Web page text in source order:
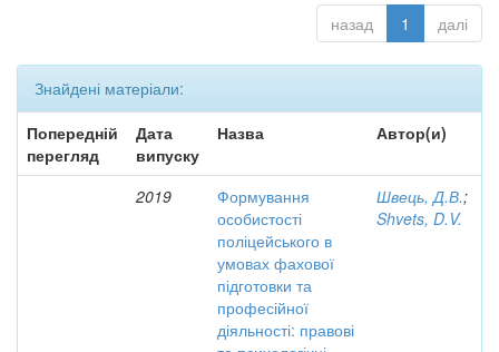
назад 1 далі
Знайдені матеріали:
Попередній
перегляд
Дата
випуску
Назва Автор(и)
2019
Формування
особистості
поліцейського в
умовах фахової
підготовки та
професійної
діяльності: правові
Швець, Д.В.;
Shvets, D.V.